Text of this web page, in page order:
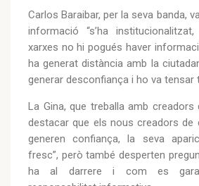
Carlos Baraibar, per la seva banda,
informació “s’ha
xarxes no hi pogués haver
ha generat distància amb la
generar desconfiança i ho va tensar
La Gina, que treballa amb creadors
destacar que els nous creadors de
generen confiança, la seva
fresc”, però també desperten
ha al darrere i com es